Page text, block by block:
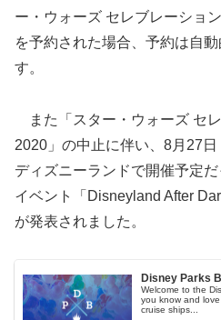
ー・ウォーズ セレブレーショ
を予約された場合、予約は自
す。
また「スター・ウォーズ セ
2020」の中止に伴い、8月27
ディズニーランドで開催予定だ
イベント「Disneyland After
が発表されました。
Disney Parks
Welcome to the
you know and
cruise ships...